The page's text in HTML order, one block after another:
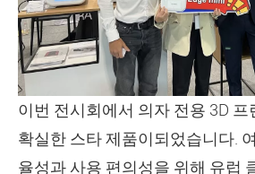
이번 전시회에서 의자 전용 3D 프
확실한 스타 제품이되었습니다.
율성과 사용 편의성을 위해 유럽